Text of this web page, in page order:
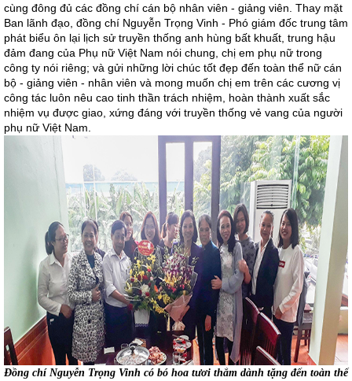
cùng đông đủ các đồng chí cán bộ nhân viên - giảng viên. Thay mặt
Ban lãnh đạo, đồng chí Nguyễn Trọng Vinh - Phó giám đốc trung tâm
phát biểu ôn lại lịch sử truyền thống anh hùng bất khuất, trung hậu
đảm đang của Phụ nữ Việt Nam nói chung, chị em phụ nữ trong
công ty nói riêng; và gửi những lời chúc tốt đẹp đến toàn thể nữ cán
bộ - giảng viên - nhân viên và mong muốn chị em trên các cương vị
công tác luôn nêu cao tinh thần trách nhiệm, hoàn thành xuất sắc
nhiệm vụ được giao, xứng đáng với truyền thống vẻ vang của người
phụ nữ Việt Nam.
Đồng chí Nguyễn Trọng Vinh có bó hoa tươi thắm dành tặng đến toàn thể